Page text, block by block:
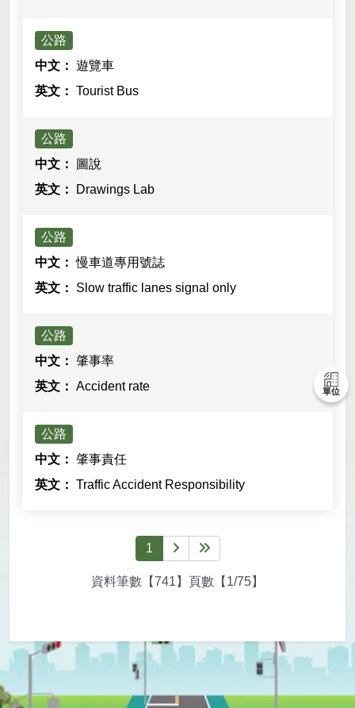
單位
公路
遊覽車
Tourist Bus
公路
圖說
Drawings Lab
公路
慢車道專用號誌
Slow traffic lanes signal only
公路
肇事率
Accident rate
公路
肇事責任
Traffic Accident Responsibility
1 下一頁最後一頁
資料筆數【741】頁數【1/75】